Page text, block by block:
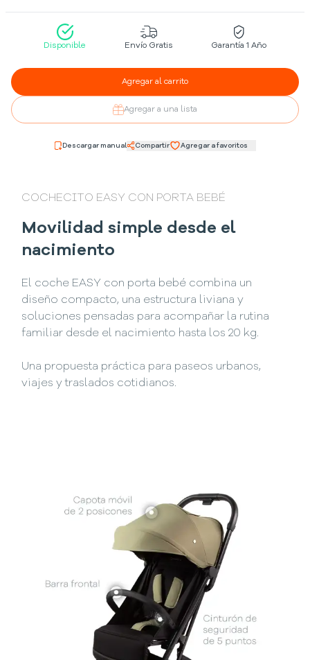
Disponible Envío Gratis Garantía 1 Año
Agregar al carrito
Agregar a una lista
Descargar manual Compartir Agregar a favoritos
COCHECITO EASY CON PORTA BEBÉ
Movilidad simple desde el
nacimiento
El coche EASY con porta bebé combina un
diseño compacto, una estructura liviana y
soluciones pensadas para acompañar la rutina
familiar desde el nacimiento hasta los 20 kg.
Una propuesta práctica para paseos urbanos,
viajes y traslados cotidianos.